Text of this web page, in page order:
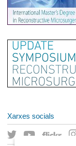
Xarxes socials